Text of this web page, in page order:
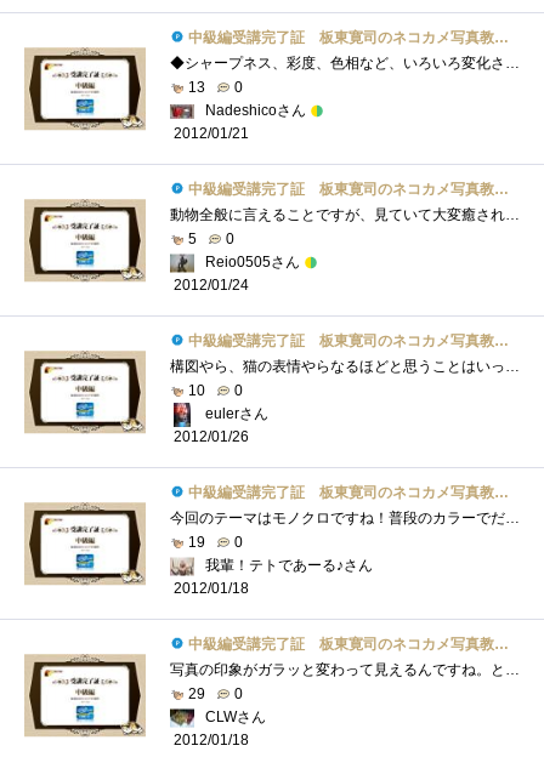
中級編受講完了証 板東寛司のネコカメ写真教室パート2
◆シャープネス、彩度、色相など、いろいろ変化させていくと、だんだんオリジナルより悪くなっていくことが多く、その都度、名前をつけて保�...
13
0
Nadeshicoさん
2012/01/21
中級編受講完了証 板東寛司のネコカメ写真教室パート2
動物全般に言えることですが、見ていて大変癒されます。飼える動物の中でトップクラスの愛嬌のネコを色々な角度、色々な人の視点、色々なシ�...
5
0
Reio0505さん
2012/01/24
中級編受講完了証 板東寛司のネコカメ写真教室パート2
構図やら、猫の表情やらなるほどと思うことはいっぱいです。さらにモノクロなんてへたっぴ～な私が作ったら味気も何もない仕上がりになりそ�...
10
0
eulerさん
2012/01/26
中級編受講完了証 板東寛司のネコカメ写真教室パート2
今回のテーマはモノクロですね！普段のカラーでだせない味わいがあって素敵です♪ネコさんかわいい！！！ちなみに今回の画像はたまたま通り�...
19
0
我輩！テトであーる♪さん
2012/01/18
中級編受講完了証 板東寛司のネコカメ写真教室パート2
写真の印象がガラッと変わって見えるんですね。とても良いと感じました。同じことを、風景や人物で試してみるのも良いかもしれませんね。私�...
29
0
CLWさん
2012/01/18